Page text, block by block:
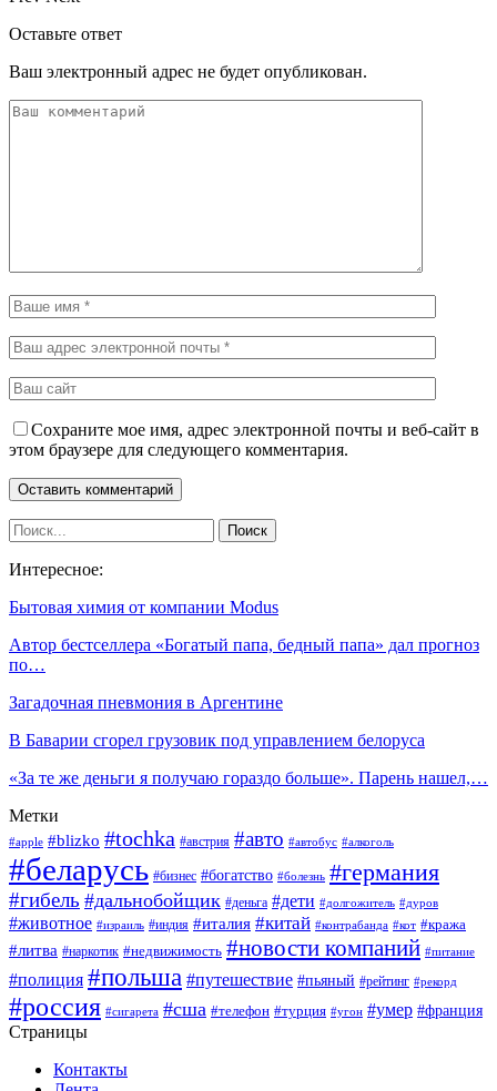
Оставьте ответ
Ваш электронный адрес не будет опубликован.
Сохраните мое имя, адрес электронной почты и веб-сайт в
этом браузере для следующего комментария.
Интересное:
Бытовая химия от компании Modus
Автор бестселлера «Богатый папа, бедный папа» дал прогноз
по…
Загадочная пневмония в Аргентине
В Баварии сгорел грузовик под управлением белоруса
«За те же деньги я получаю гораздо больше». Парень нашел,…
Метки
#apple #blizko #tochka #австрия #авто #автобус #алкоголь
#беларусь #бизнес #богатство #болезнь #германия
#гибель #дальнобойщик #деньга #дети #долгожитель #дуров
#животное #израиль #индия #италия #китай #контрабанда #кот #кража
#литва #наркотик #недвижимость #новости компаний #питание
#полиция #польша #путешествие #пьяный #рейтинг #рекорд
#россия #сигарета #сша #телефон #турция #угон #умер #франция
Страницы
Контакты